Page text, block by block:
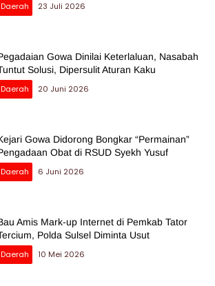
Daerah
23 Juli 2026
Gowa Dinilai Keterlaluan, Nasabah
Solusi, Dipersulit Aturan Kaku
Daerah
20 Juni 2026
Gowa Didorong Bongkar “Permainan”
Obat di RSUD Syekh Yusuf
Daerah
6 Juni 2026
Amis Mark-up Internet di Pemkab Tator
Polda Sulsel Diminta Usut
Daerah
10 Mei 2026